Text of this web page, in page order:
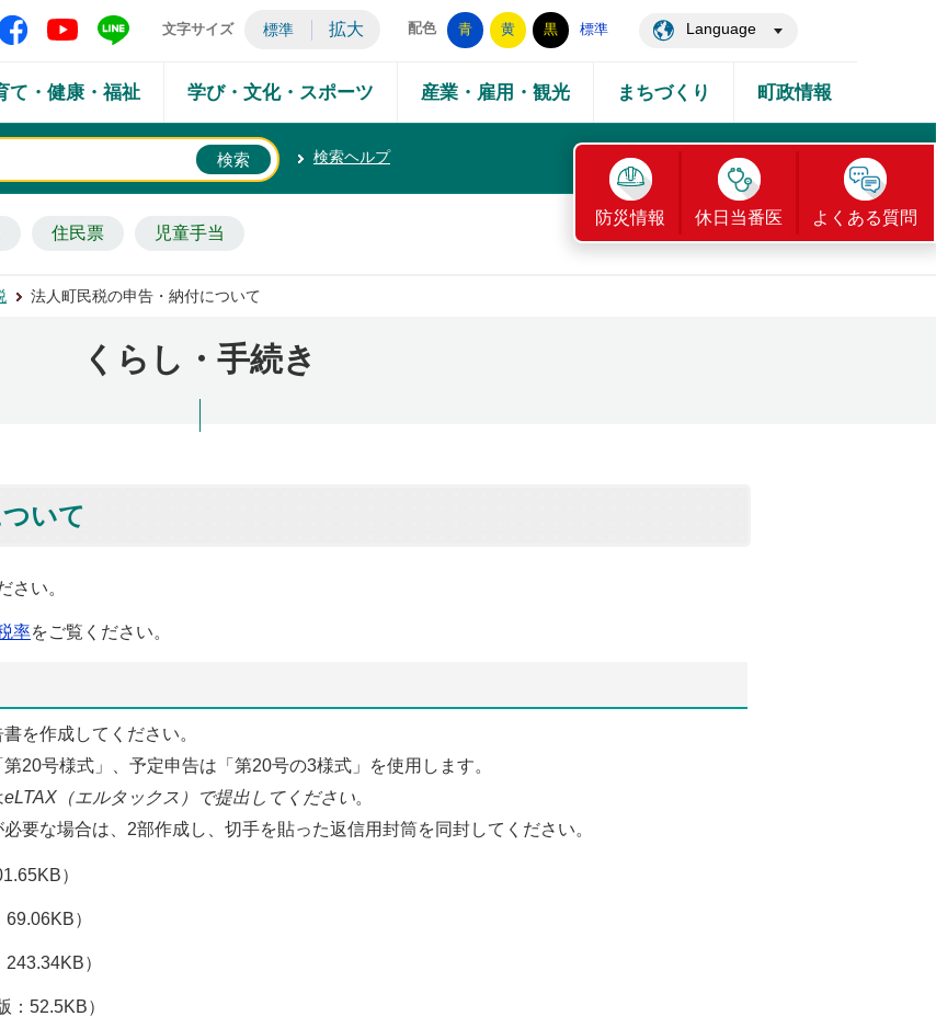
吹町 Instagram
矢吹町 Facebook
矢吹町 YouTube
矢吹町 LINE
文字サイズ 標準 拡大 配色 青 黄 黒 標準 Language
て・健康・福祉 学び・文化・スポーツ 産業・雇用・観光 まちづくり 町政情報
検索ヘルプ
住民票 児童手当
防災情報 休日当番医 よくある質問
法人町民税の申告・納付について
くらし・手続き
いて
さい。
率をご覧ください。
を作成してください。
20号様式」、予定申告は「第20号の3様式」を使用します。
eLTAX（エルタックス）で提出してください。
要な場合は、2部作成し、切手を貼った返信用封筒を同封してください。
）
）
）
：52.5KB）